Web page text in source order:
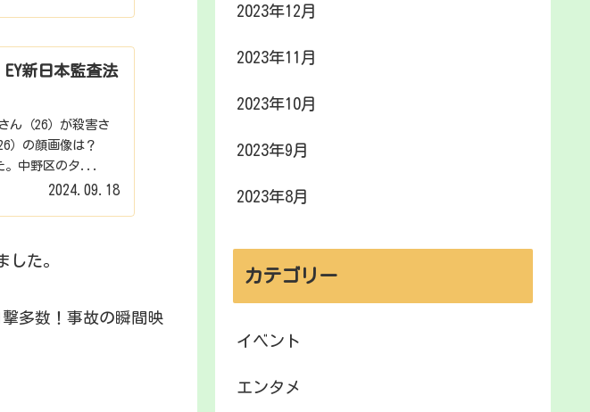
新日本監査法
ん（26）が殺害さ
）の顔画像は？
。中野区のタ...
2024.09.18
した。
多数！事故の瞬間映
2023年12月
2023年11月
2023年10月
2023年9月
2023年8月
カテゴリー
イベント
エンタメ